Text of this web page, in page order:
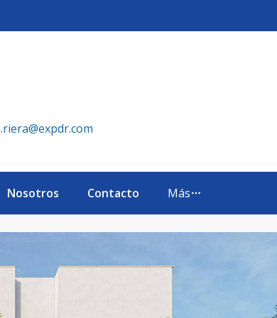
Nosotros Contacto Más
Cana Village - eXp Realty República Dominicana